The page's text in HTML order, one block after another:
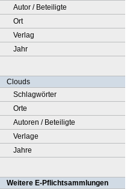
Autor / Beteiligte
Ort
Verlag
Jahr
Clouds
Schlagwörter
Orte
Autoren / Beteiligte
Verlage
Jahre
Weitere E-Pflichtsammlungen